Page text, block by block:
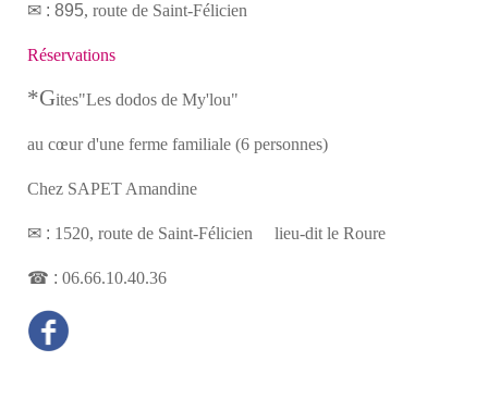
✉ : 895, route de Saint-Félicien
Réservations
*Gites"Les dodos de My'lou"
au cœur d'une ferme familiale (6 personnes)
Chez SAPET Amandine
✉ : 1520, route de Saint-Félicien lieu-dit le Roure
☎ : 06.66.10.40.36